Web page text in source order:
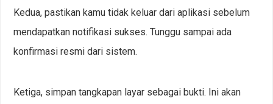
Kedua, pastikan kamu tidak keluar dari aplikasi sebelum
mendapatkan notifikasi sukses. Tunggu sampai ada
konfirmasi resmi dari sistem.
Ketiga, simpan tangkapan layar sebagai bukti. Ini akan